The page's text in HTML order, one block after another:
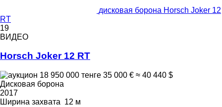
дисковая борона Horsch Joker 12
RT
19
ВИДЕО
Horsch Joker 12 RT
18 950 000 тенге 35 000 € ≈ 40 440 $
Дисковая борона
2017
Ширина захвата 12 м